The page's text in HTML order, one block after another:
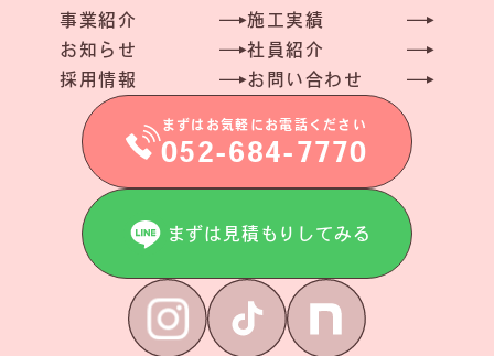
事業紹介
施工実績
お知らせ
社員紹介
採用情報
お問い合わせ
まずはお気軽にお電話ください
052-684-7770
まずは見積もりしてみる